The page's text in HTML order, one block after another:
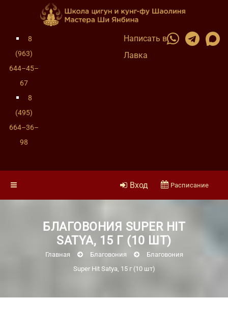
8
(963)
644–45–
67
8
(495)
664–36–
98
Написать в
Лавка
Вход Расписание
БЛАГОВОНИЯ SUPER HIT
SATYA, 15 Г (10 ШТ)
Главная Благовония
Благовония
Super Hit Satya, 15 г (10 шт)